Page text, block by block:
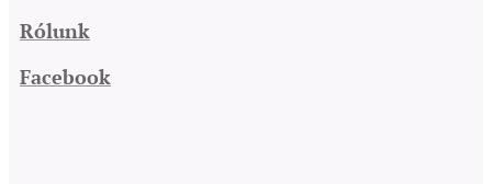
Rólunk
Facebook